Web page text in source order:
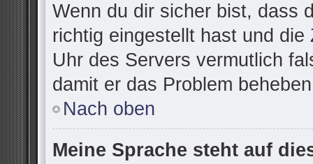
Wenn du dir sicher bist, dass
richtig eingestellt hast und
Uhr des Servers vermutlich
damit er das Problem
Nach oben
Meine Sprache steht auf